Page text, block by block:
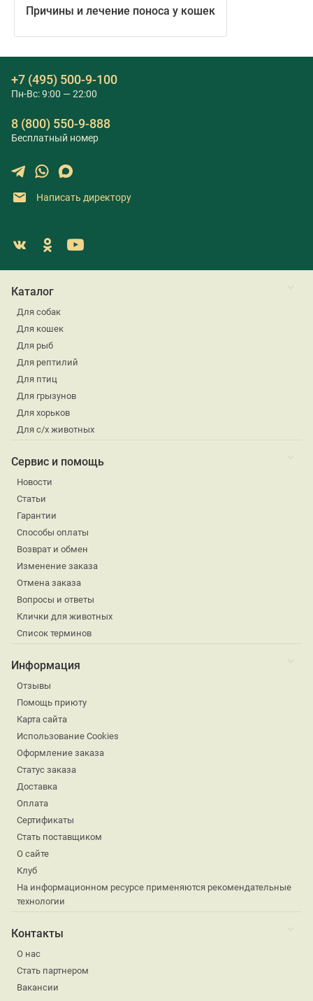
Причины и лечение поноса у кошек
+7 (495) 500-9-100
Пн-Вс: 9:00 — 22:00
8 (800) 550-9-888
Бесплатный номер
Написать директору
Каталог
Для собак
Для кошек
Для рыб
Для рептилий
Для птиц
Для грызунов
Для хорьков
Для с/х животных
Сервис и помощь
Новости
Статьи
Гарантии
Способы оплаты
Возврат и обмен
Изменение заказа
Отмена заказа
Вопросы и ответы
Клички для животных
Список терминов
Информация
Отзывы
Помощь приюту
Карта сайта
Использование Cookies
Оформление заказа
Статус заказа
Доставка
Оплата
Сертификаты
Стать поставщиком
О сайте
Клуб
На информационном ресурсе применяются рекомендательные
технологии
Контакты
О нас
Стать партнером
Вакансии